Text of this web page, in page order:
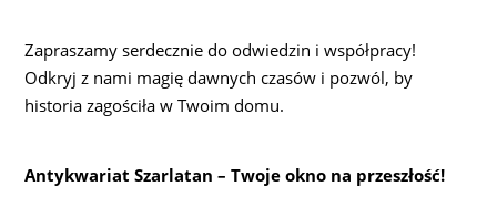
Zapraszamy serdecznie do odwiedzin i współpracy!
Odkryj z nami magię dawnych czasów i pozwól, by
historia zagościła w Twoim domu.
Antykwariat Szarlatan – Twoje okno na przeszłość!